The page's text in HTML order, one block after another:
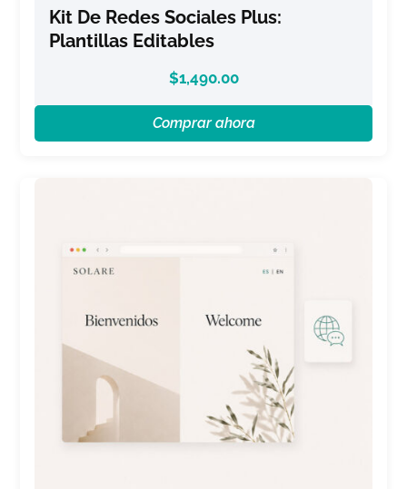
Kit De Redes Sociales Plus:
Plantillas Editables
$1,490.00
Comprar ahora